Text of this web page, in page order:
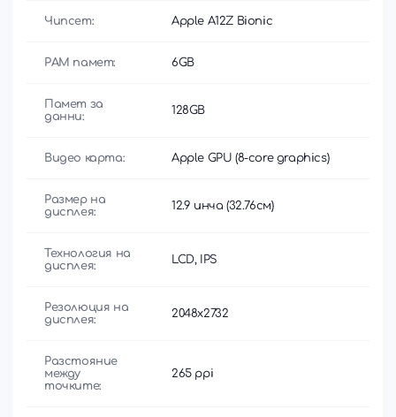
Чипсет: Apple A12Z Bionic
РАМ памет: 6GB
Памет за
данни:
128GB
Видео карта: Apple GPU (8-core graphics)
Размер на
дисплея:
12.9 инча (32.76см)
Технология на
дисплея:
LCD, IPS
Резолюция на
дисплея:
2048x2732
Разстояние
между
точките:
265 ppi